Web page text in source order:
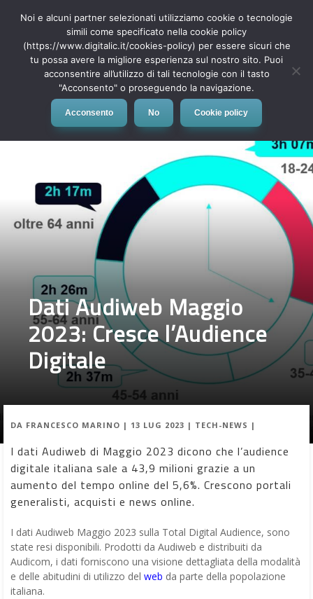
MENU
Dati Audiweb Maggio
2023: Cresce l’Audience
Digitale
DA FRANCESCO MARINO | 13 LUG 2023 | TECH-NEWS |
I dati Audiweb di Maggio 2023 dicono che l’audience
digitale italiana sale a 43,9 milioni grazie a un
aumento del tempo online del 5,6%. Crescono portali
generalisti, acquisti e news online.
I dati Audiweb Maggio 2023 sulla Total Digital Audience, sono
state resi disponibili. Prodotti da Audiweb e distribuiti da
Audicom, i dati forniscono una visione dettagliata della modalità
e delle abitudini di utilizzo del web da parte della popolazione
italiana.
Noi e alcuni partner selezionati utilizziamo cookie o tecnologie
simili come specificato nella cookie policy
(https://www.digitalic.it/cookies-policy) per essere sicuri che
tu possa avere la migliore esperienza sul nostro sito. Puoi
acconsentire all’utilizzo di tali tecnologie con il tasto
"Acconsento" o proseguendo la navigazione.
Acconsento No Cookie policy